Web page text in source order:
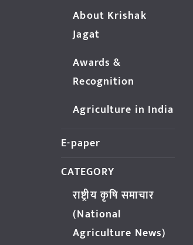
About Krishak
Jagat
Awards &
Recognition
Agriculture in India
E-paper
CATEGORY
राष्ट्रीय कृषि समाचार
(National
Agriculture News)